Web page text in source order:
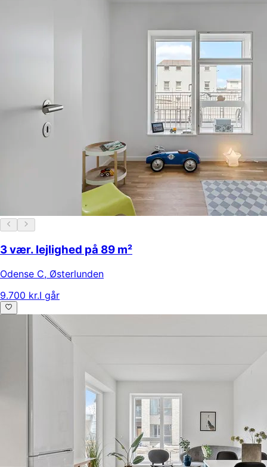
3 vær. lejlighed på 89 m²
Odense C, Østerlunden
9.700 kr.I går